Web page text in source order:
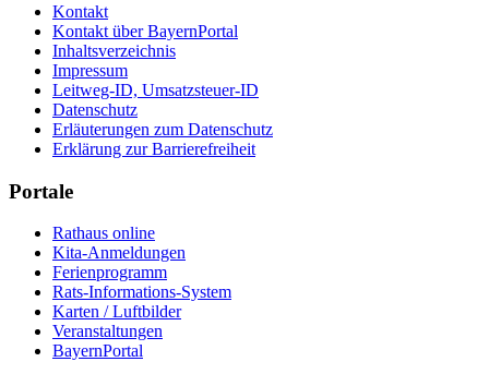
Kontakt
Kontakt über BayernPortal
Inhaltsverzeichnis
Impressum
Leitweg-ID, Umsatzsteuer-ID
Datenschutz
Erläuterungen zum Datenschutz
Erklärung zur Barrierefreiheit
Portale
Rathaus online
Kita-Anmeldungen
Ferienprogramm
Rats-Informations-System
Karten / Luftbilder
Veranstaltungen
BayernPortal